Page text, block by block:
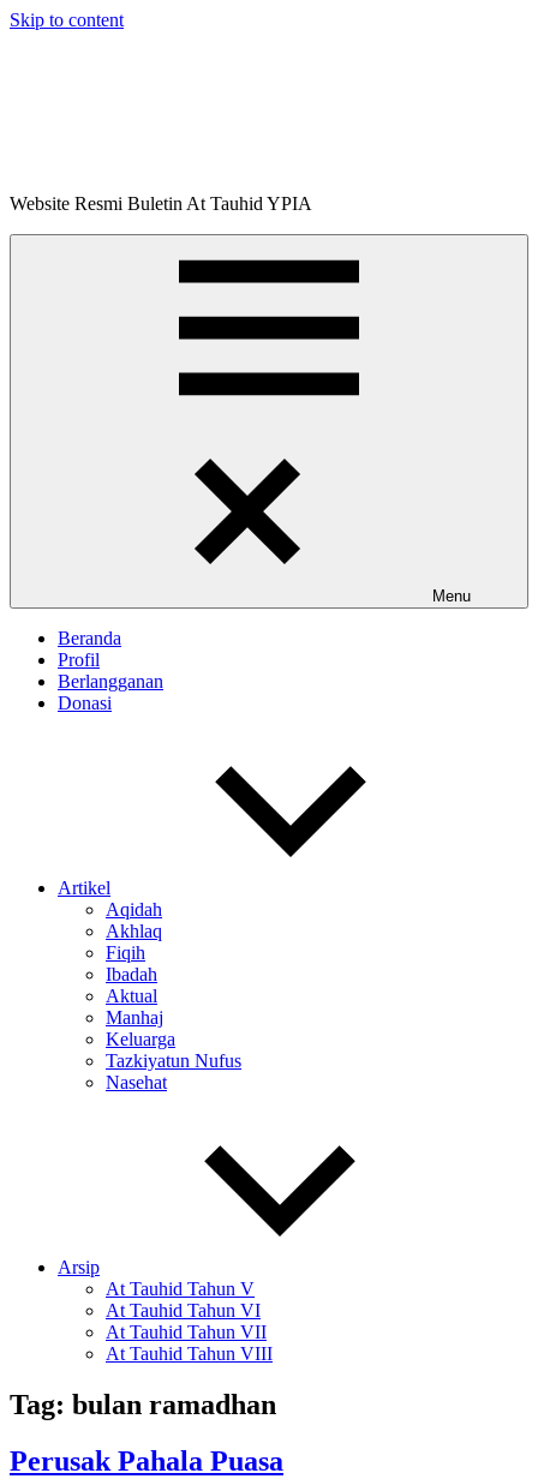
Skip to content
Buletin
Website Resmi Buletin At Tauhid YPIA
Menu
Beranda
Profil
Berlangganan
Donasi
Artikel
Aqidah
Akhlaq
Fiqih
Ibadah
Aktual
Manhaj
Keluarga
Tazkiyatun Nufus
Nasehat
Arsip
At Tauhid Tahun V
At Tauhid Tahun VI
At Tauhid Tahun VII
At Tauhid Tahun VIII
Tag: bulan ramadhan
Perusak Pahala Puasa